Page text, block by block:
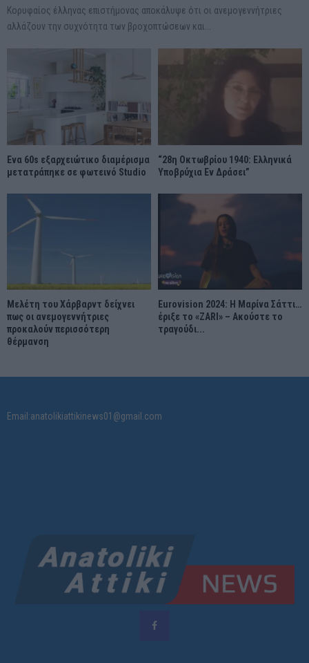
Κορυφαίος έλληνας επιστήμονας αποκάλυψε ότι οι ανεμογεννήτριες
αλλάζουν την συχνότητα των βροχοπτώσεων και...
Ένα 60s εξαρχειώτικο διαμέρισμα
μετατράπηκε σε φωτεινό Studio
“28η Οκτωβρίου 1940: Ελληνικά
Υποβρύχια Εν Δράσει”
Μελέτη του Χάρβαρντ δείχνει
πως οι ανεμογεννήτριες
προκαλούν περισσότερη
θέρμανση
Eurovision 2024: Η Μαρίνα Σάττι…
έριξε το «ZARI» – Ακούστε το
τραγούδι...
Email:anatolikiattikinews01@gmail.com